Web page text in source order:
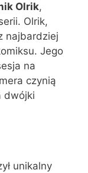
Olrik,
Olrik,
najbardziej
Jego
na
czynią
dwójki
unikalny